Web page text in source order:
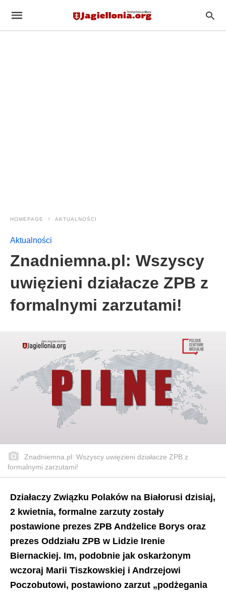
HOMEPAGE AKTUALNOŚCI
Aktualności
Znadniemna.pl: Wszyscy
uwięzieni działacze ZPB z
formalnymi zarzutami!
Znadniemna.pl: Wszyscy uwięzieni działacze ZPB z
formalnymi zarzutami!
Działaczy Związku Polaków na Białorusi dzisiaj,
2 kwietnia, formalne zarzuty zostały
postawione prezes ZPB Andżelice Borys oraz
prezes Oddziału ZPB w Lidzie Irenie
Biernackiej. Im, podobnie jak oskarżonym
wczoraj Marii Tiszkowskiej i Andrzejowi
Poczobutowi, postawiono zarzut „podżegania